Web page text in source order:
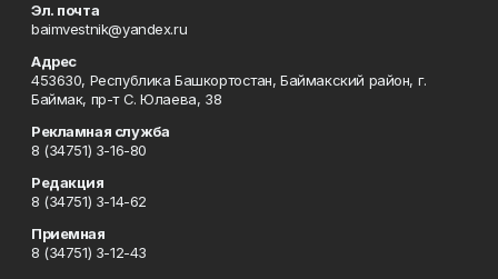
Эл. почта
baimvestnik@yandex.ru
Адрес
453630, Республика Башкортостан, Баймакский район, г.
Баймак, пр-т С. Юлаева, 38
Рекламная служба
8 (34751) 3-16-80
Редакция
8 (34751) 3-14-62
Приемная
8 (34751) 3-12-43